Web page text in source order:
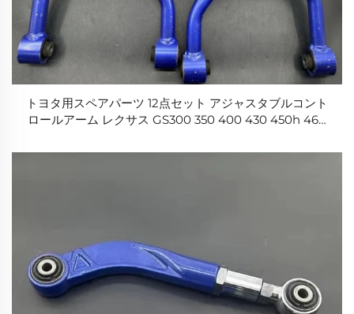
トヨタ用スペアパーツ 12点セット アジャスタブルコント
ロールアーム レクサス GS300 350 400 430 450h 460